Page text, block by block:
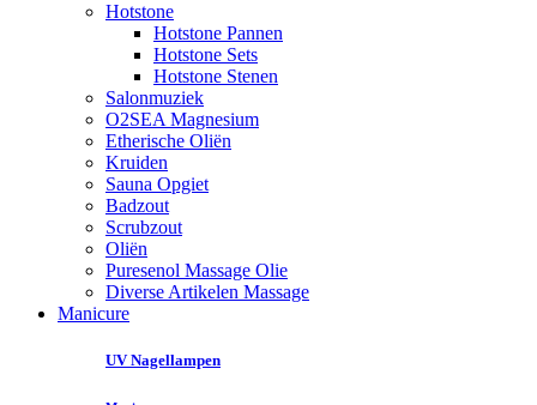
Hotstone
Hotstone Pannen
Hotstone Sets
Hotstone Stenen
Salonmuziek
O2SEA Magnesium
Etherische Oliën
Kruiden
Sauna Opgiet
Badzout
Scrubzout
Oliën
Puresenol Massage Olie
Diverse Artikelen Massage
Manicure
UV Nagellampen